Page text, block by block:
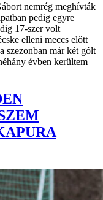
nemrég meghívták
pedig egyre
17-szer volt
elleni meccs előtt
szezonban már két gólt
évben kerültem